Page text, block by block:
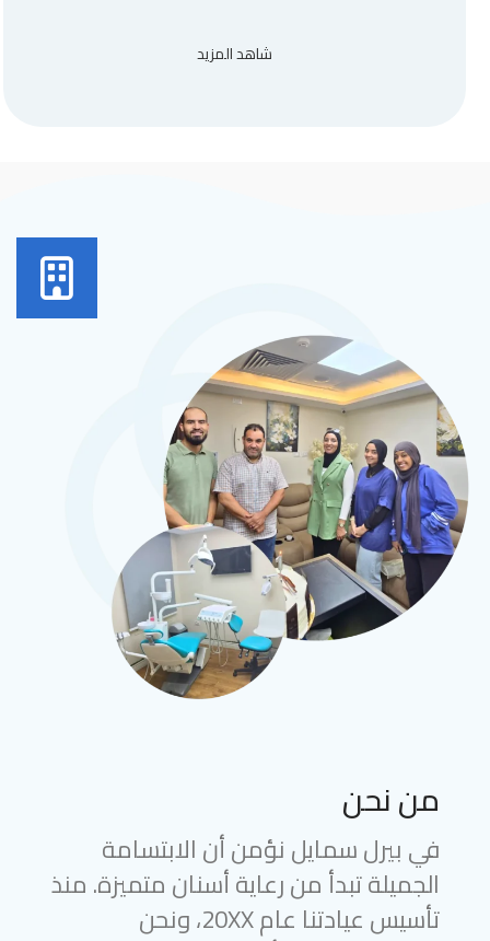
شاهد المزيد
من نحن
في بيرل سمايل نؤمن أن الابتسامة
الجميلة تبدأ من رعاية أسنان متميزة. منذ
تأسيس عيادتنا عام 20XX، ونحن